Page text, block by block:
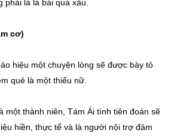
là lá bài quá xấu.
cơ)
hiệu một chuyện lòng sẽ được bày tỏ
quẻ là một thiếu nữ.
một thành niên, Tám Ái tình tiên đoán sẽ
hiền, thực tế và là người nội trợ đảm